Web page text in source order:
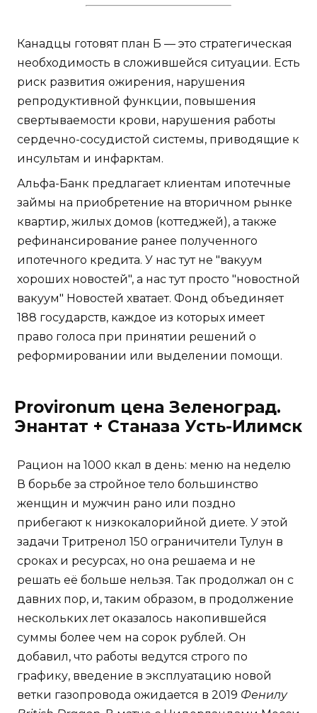
Канадцы готовят план Б — это стратегическая
необходимость в сложившейся ситуации. Есть
риск развития ожирения, нарушения
репродуктивной функции, повышения
свертываемости крови, нарушения работы
сердечно-сосудистой системы, приводящие к
инсультам и инфарктам.
Альфа-Банк предлагает клиентам ипотечные
займы на приобретение на вторичном рынке
квартир, жилых домов (коттеджей), а также
рефинансирование ранее полученного
ипотечного кредита. У нас тут не "вакуум
хороших новостей", а нас тут просто "новостной
вакуум" Новостей хватает. Фонд объединяет
188 государств, каждое из которых имеет
право голоса при принятии решений о
реформировании или выделении помощи.
Provironum цена Зеленоград.
Энантат + Станаза Усть-Илимск
Рацион на 1000 ккал в день: меню на неделю
В борьбе за стройное тело большинство
женщин и мужчин рано или поздно
прибегают к низкокалорийной диете. У этой
задачи Тритренол 150 ограничители Тулун в
сроках и ресурсах, но она решаема и не
решать её больше нельзя. Так продолжал он с
давних пор, и, таким образом, в продолжение
нескольких лет оказалось накопившейся
суммы более чем на сорок рублей. Он
добавил, что работы ведутся строго по
графику, введение в эксплуатацию новой
ветки газопровода ожидается в 2019 Фенилу